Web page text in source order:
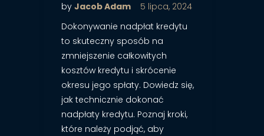
by Jacob Adam
5 lipca, 2024
Dokonywanie nadpłat kredytu
to skuteczny sposób na
zmniejszenie całkowitych
kosztów kredytu i skrócenie
okresu jego spłaty. Dowiedz się,
jak technicznie dokonać
nadpłaty kredytu. Poznaj kroki,
które należy podjąć, aby